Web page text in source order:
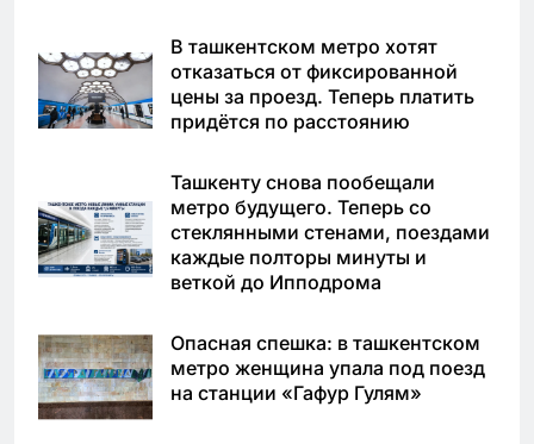
В ташкентском метро хотят
отказаться от фиксированной
цены за проезд. Теперь платить
придётся по расстоянию
Ташкенту снова пообещали
метро будущего. Теперь со
стеклянными стенами, поездами
каждые полторы минуты и
веткой до Ипподрома
Опасная спешка: в ташкентском
метро женщина упала под поезд
на станции «Гафур Гулям»